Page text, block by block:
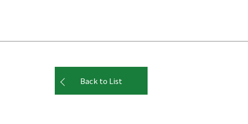
Back to List